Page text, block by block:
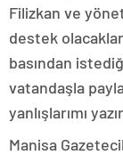
Filizkan ve
destek
basından
vatandaşla
yanlışlarımı
Manisa